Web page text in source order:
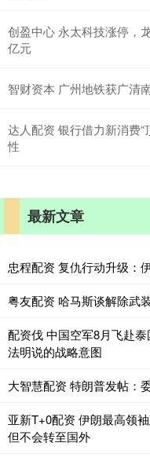
创盈中心 永太科技涨停，
亿元
智财资本 广州地铁获广清
达人配资 银行借力新消费
性
最新文章
忠程配资 复仇行动升级：
粤友配资 哈马斯谈解除武
配资伐 中国空军8月飞赴
法明说的战略意图
大智慧配资 特朗普发帖：
亚新T+0配资 伊朗最高领
但不会转至国外